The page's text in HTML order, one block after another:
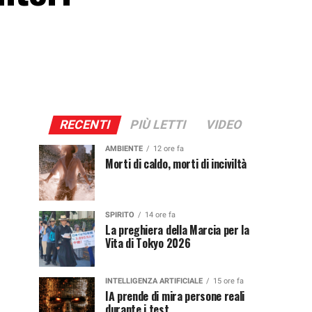
RECENTI PIÙ LETTI VIDEO
AMBIENTE 12 ore fa
Morti di caldo, morti di inciviltà
SPIRITO 14 ore fa
La preghiera della Marcia per la
Vita di Tokyo 2026
INTELLIGENZA ARTIFICIALE 15 ore fa
IA prende di mira persone reali